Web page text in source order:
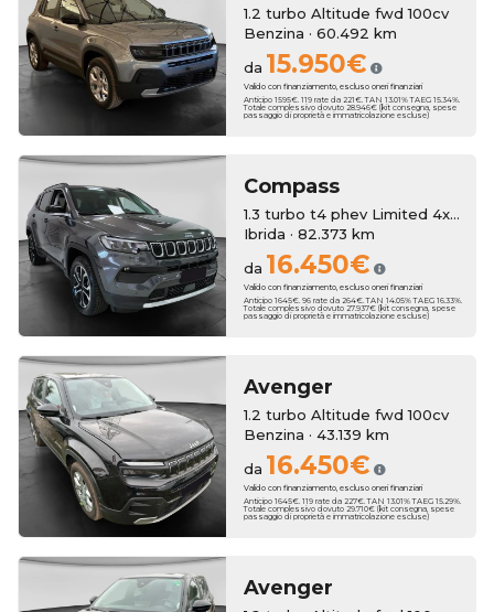
1.2 turbo Altitude fwd 100cv
Benzina · 60.492 km
da 15.950€
Valido con finanziamento, escluso oneri finanziari
Anticipo 1595€. 119 rate da 221€. TAN 13.01% TAEG 15.34%.
Totale complessivo dovuto 28.946€ (kit consegna, spese
passaggio di proprietà e immatricolazione escluse)
Compass
1.3 turbo t4 phev Limited 4xe auto
Ibrida · 82.373 km
da 16.450€
Valido con finanziamento, escluso oneri finanziari
Anticipo 1645€. 96 rate da 264€. TAN 14.05% TAEG 16.33%.
Totale complessivo dovuto 27.937€ (kit consegna, spese
passaggio di proprietà e immatricolazione escluse)
Avenger
1.2 turbo Altitude fwd 100cv
Benzina · 43.139 km
da 16.450€
Valido con finanziamento, escluso oneri finanziari
Anticipo 1645€. 119 rate da 227€. TAN 13.01% TAEG 15.29%.
Totale complessivo dovuto 29.710€ (kit consegna, spese
passaggio di proprietà e immatricolazione escluse)
Avenger